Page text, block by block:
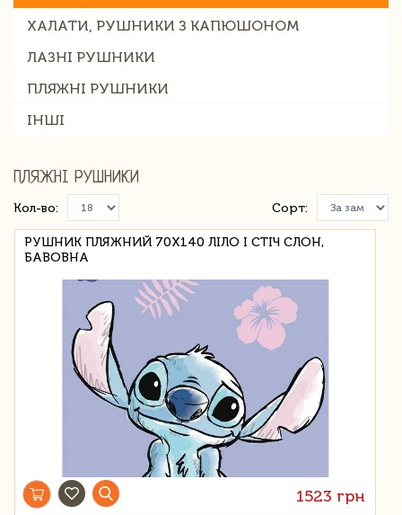
ХАЛАТИ, РУШНИКИ З КАПЮШОНОМ
ЛАЗНІ РУШНИКИ
ПЛЯЖНІ РУШНИКИ
ІНШІ
ПЛЯЖНІ РУШНИКИ
Кол-во: Сорт:
РУШНИК ПЛЯЖНИЙ 70Х140 ЛІЛО І СТІЧ СЛОН,
БАВОВНА
1523 грн